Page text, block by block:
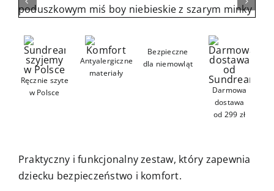
Ręcznie szyte
w Polsce
Antyalergiczne
materiały
Bezpieczne
dla niemowląt
Darmowa
dostawa
od 299 zł
Praktyczny i funkcjonalny zestaw, który zapewnia
dziecku bezpieczeństwo i komfort.